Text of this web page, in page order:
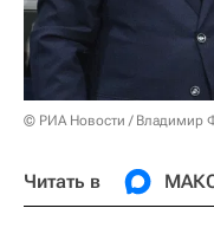
© РИА Новости / Владимир
Читать в